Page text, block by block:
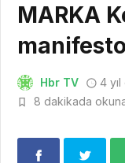
MARKA
Hbr TV 4
8 dakikada